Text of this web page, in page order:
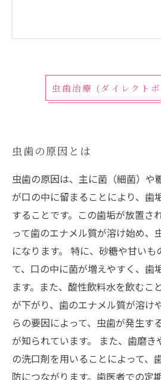
虫歯治療 (ダイレクト
虫歯の原因とは
虫歯の原因は、主に菌（細菌）や
が口の中に留まることにより、歯
することです。この歯垢が放置さ
って歯のエナメル質が溶け始め、
になります。 特に、砂糖や甘いも
て、口の中に菌が増えやすく、歯
ます。また、酸性飲料水を飲むこ
が下がり、歯のエナメル質が溶け
らの要因によって、虫歯が発生す
が知られています。 また、歯磨
の洗口剤を用いることによって、
防につながります。歯医者での定